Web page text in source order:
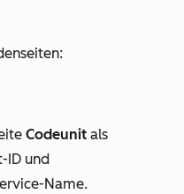
Codeunit als
ID und
Name.